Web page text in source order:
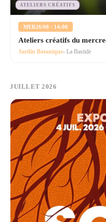
ATELIERS CRÉATIFS
MER26/08 · 14:00
Ateliers créatifs du
Jardin Botanique- La Bastide
JUILLET 2026